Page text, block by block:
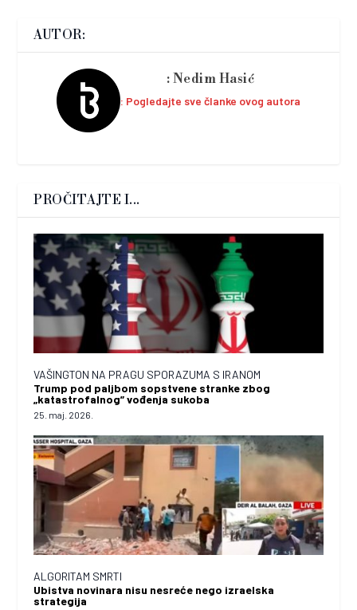
AUTOR:
Nedim Hasić
Pogledajte sve članke ovog autora
PROČITAJTE I...
VAŠINGTON NA PRAGU SPORAZUMA S IRANOM
Trump pod paljbom sopstvene stranke zbog
„katastrofalnog” vođenja sukoba
25. maj. 2026.
ALGORITAM SMRTI
Ubistva novinara nisu nesreće nego izraelska
strategija